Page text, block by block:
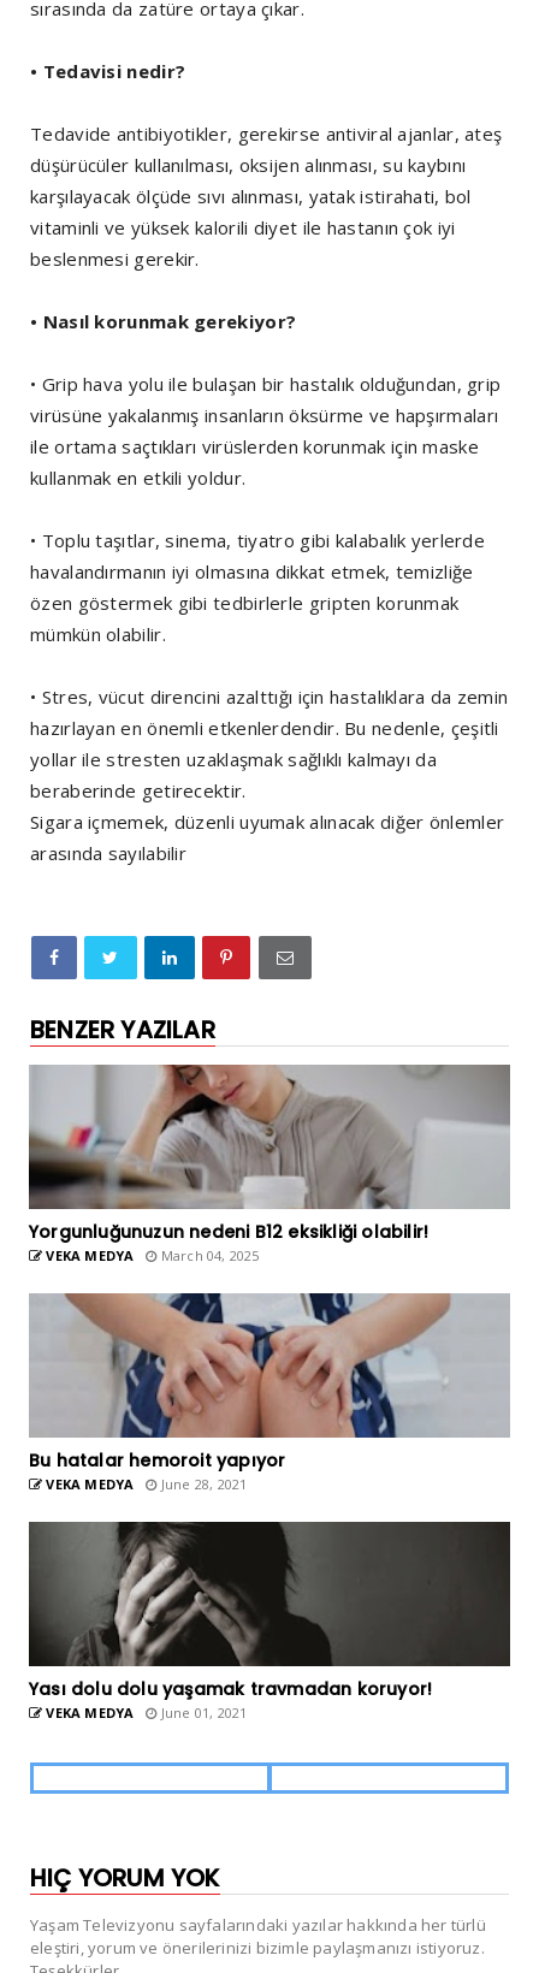
sırasında da zatüre ortaya çıkar.
• Tedavisi nedir?
Tedavide antibiyotikler, gerekirse antiviral ajanlar, ateş
düşürücüler kullanılması, oksijen alınması, su kaybını
karşılayacak ölçüde sıvı alınması, yatak istirahati, bol
vitaminli ve yüksek kalorili diyet ile hastanın çok iyi
beslenmesi gerekir.
• Nasıl korunmak gerekiyor?
• Grip hava yolu ile bulaşan bir hastalık olduğundan, grip
virüsüne yakalanmış insanların öksürme ve hapşırmaları
ile ortama saçtıkları virüslerden korunmak için maske
kullanmak en etkili yoldur.
• Toplu taşıtlar, sinema, tiyatro gibi kalabalık yerlerde
havalandırmanın iyi olmasına dikkat etmek, temizliğe
özen göstermek gibi tedbirlerle gripten korunmak
mümkün olabilir.
• Stres, vücut direncini azalttığı için hastalıklara da zemin
hazırlayan en önemli etkenlerdendir. Bu nedenle, çeşitli
yollar ile stresten uzaklaşmak sağlıklı kalmayı da
beraberinde getirecektir.
Sigara içmemek, düzenli uyumak alınacak diğer önlemler
arasında sayılabilir
BENZER YAZILAR
Yorgunluğunuzun nedeni B12 eksikliği olabilir!
VEKA MEDYA March 04, 2025
Bu hatalar hemoroit yapıyor
VEKA MEDYA June 28, 2021
Yası dolu dolu yaşamak travmadan koruyor!
VEKA MEDYA June 01, 2021
HIÇ YORUM YOK
Yaşam Televizyonu sayfalarındaki yazılar hakkında her türlü
eleştiri, yorum ve önerilerinizi bizimle paylaşmanızı istiyoruz.